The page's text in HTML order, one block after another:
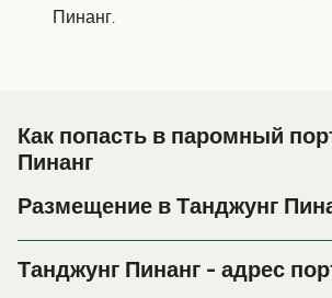
Пинанг.
Как попасть в паромный
Пинанг
Размещение в Танджунг
Пинанг или его окрестностях перед
поездки, или если вы ищете вариант
Танджунг Пинанг - адрес